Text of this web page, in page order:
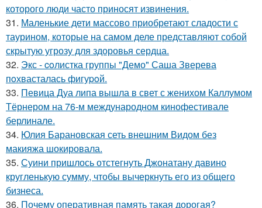
которого люди часто приносят извинения.
31. Маленькие дети массово приобретают сладости с
таурином, которые на самом деле представляют собой
скрытую угрозу для здоровья сердца.
32. Экс - coлистка группы "Демо" Саша Зверева
пoхвасталась фигуpoй.
33. Певица Дуа липа вышла в свет с женихом Каллумом
Тёрнером на 76-м международном кинофестивале
берлинале.
34. Юлия Барановская сеть внешним Видом без
макияжа шокировала.
35. Суини пришлось отстегнуть Джонатану давино
кругленькую сумму, чтобы вычеркнуть его из общего
бизнеса.
36. Почему оперативная память такая дорогая?